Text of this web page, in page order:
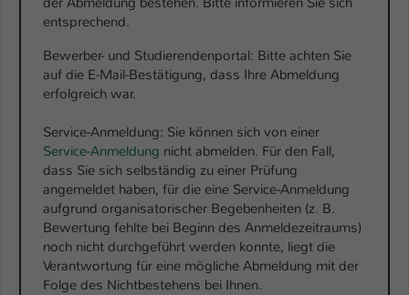
entsprechend.
Bewerber- und Studierendenportal: Bitte achten Sie
auf die E-Mail-Bestätigung, dass Ihre Abmeldung
erfolgreich war.
Service-Anmeldung: Sie können sich von einer
Service-Anmeldung nicht abmelden. Für den Fall,
dass Sie sich selbständig zu einer Prüfung
angemeldet haben, für die eine Service-Anmeldung
aufgrund organisatorischer Begebenheiten (z. B.
Bewertung fehlte bei Beginn des Anmeldezeitraums)
noch nicht durchgeführt werden konnte, liegt die
Verantwortung für eine mögliche Abmeldung mit der
Folge des Nichtbestehens bei Ihnen.
Zweck
Einstellungen. Unter anderem eine zufällig
generierte ID, für die historische
Einstellungen, falls der Webseiten-
Betreiber dies eingestellt hat.
Name fe_typo_user / PHPSESSID
TYPO3
Laufzeit 1 Woche
Dieses Cookie ist ein Standard-Session-
Cookie von TYPO3. Es speichert im Fall